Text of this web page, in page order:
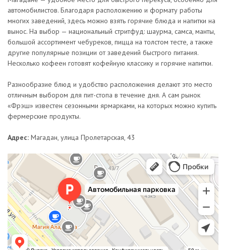
автомобилистов. Благодаря расположению и формату работы
многих заведений, здесь можно взять горячие блюда и напитки на
вынос. На выбор — национальный стритфуд: шаурма, самса, манты,
большой ассортимент чебуреков, пицца на толстом тесте, а также
другие популярные позиции от заведений быстрого питания.
Несколько кофеен готовят кофейную классику и горячие напитки.
Разнообразие блюд и удобство расположения делают это место
отличным выбором для пит-стопа в течение дня. А сам рынок
«Фрэш» известен сезонными ярмарками, на которых можно купить
фермерские продукты.
Адрес: Магадан, улица Пролетарская, 43
Автомобильная парковка
Автомобильная парковка в Магадане